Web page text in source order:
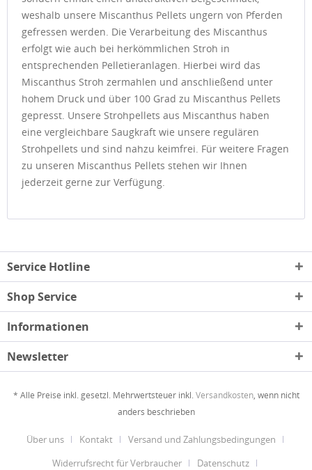
weshalb unsere Miscanthus Pellets ungern von Pferden
gefressen werden. Die Verarbeitung des Miscanthus
erfolgt wie auch bei herkömmlichen Stroh in
entsprechenden Pelletieranlagen. Hierbei wird das
Miscanthus Stroh zermahlen und anschließend unter
hohem Druck und über 100 Grad zu Miscanthus Pellets
gepresst. Unsere Strohpellets aus Miscanthus haben
eine vergleichbare Saugkraft wie unsere regulären
Strohpellets und sind nahzu keimfrei. Für weitere Fragen
zu unseren Miscanthus Pellets stehen wir Ihnen
jederzeit gerne zur Verfügung.
Service Hotline
Shop Service
Informationen
Newsletter
* Alle Preise inkl. gesetzl. Mehrwertsteuer inkl. Versandkosten, wenn nicht
anders beschrieben
Über uns Kontakt
Versand und Zahlungsbedingungen
Widerrufsrecht für Verbraucher
Datenschutz